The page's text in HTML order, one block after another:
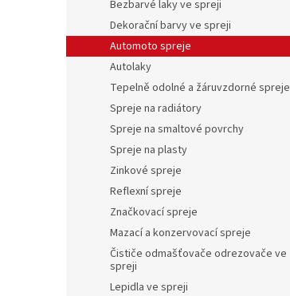
Bezbarvé laky ve spreji
Dekorační barvy ve spreji
Automoto spreje
Autolaky
Tepelně odolné a žáruvzdorné spreje
Spreje na radiátory
Spreje na smaltové povrchy
Spreje na plasty
Zinkové spreje
Reflexní spreje
Značkovací spreje
Mazací a konzervovací spreje
Čističe odmašťovače odrezovače ve
spreji
Lepidla ve spreji